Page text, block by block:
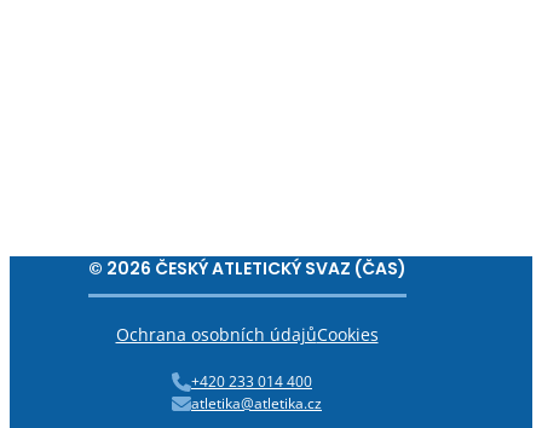
© 2026 ČESKÝ ATLETICKÝ SVAZ (ČAS)
Ochrana osobních údajůCookies
+420 233 014 400
atletika@atletika.cz